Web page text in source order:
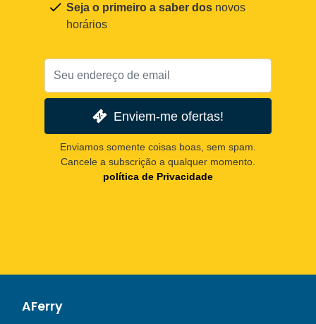
Seja o primeiro a saber dos novos
horários
Enviem-me ofertas!
Enviamos somente coisas boas, sem spam.
Cancele a subscrição a qualquer momento.
política de Privacidade
AFerry